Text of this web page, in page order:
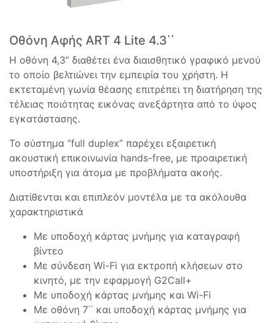
Οθόνη Αφής ART 4 Lite 4.3΄΄
Η οθόνη 4,3” διαθέτει ένα διαισθητικό γραφικό μενού
το οποίο βελτιώνει την εμπειρία του χρήστη. Η
εκτεταμένη γωνία θέασης επιτρέπει τη διατήρηση της
τέλειας ποιότητας εικόνας ανεξάρτητα από το ύψος
εγκατάστασης.
Το σύστημα “full duplex” παρέχει εξαιρετική
ακουστική επικοινωνία hands-free, με προαιρετική
υποστήριξη για άτομα με προβλήματα ακοής.
Διατίθενται και επιπλεόν μοντέλα με τα ακόλουθα
χαρακτηριστικά
Με υποδοχή κάρτας μνήμης για καταγραφή
βίντεο
Με σύνδεση Wi-Fi για εκτροπή κλήσεων στο
κινητό, με την εφαρμογή G2Call+
Με υποδοχή κάρτας μνήμης και Wi-Fi
Με οθόνη 7΄΄ και υποδοχή κάρτας μνήμης για